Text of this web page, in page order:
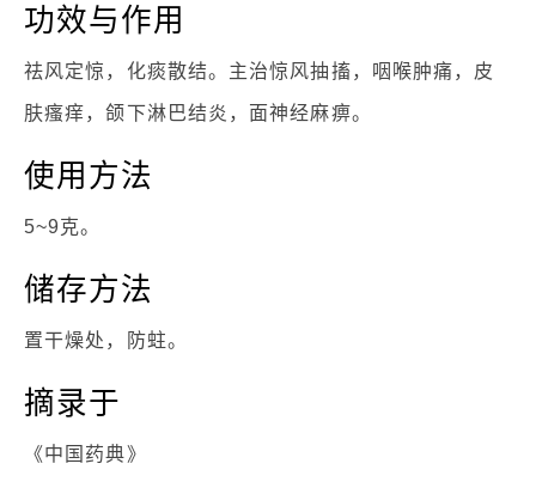
功效与作用
祛风定惊，化痰散结。主治惊风抽搐，咽喉肿痛，皮
肤瘙痒，颌下淋巴结炎，面神经麻痹。
使用方法
5~9克。
储存方法
置干燥处，防蛀。
摘录于
《中国药典》